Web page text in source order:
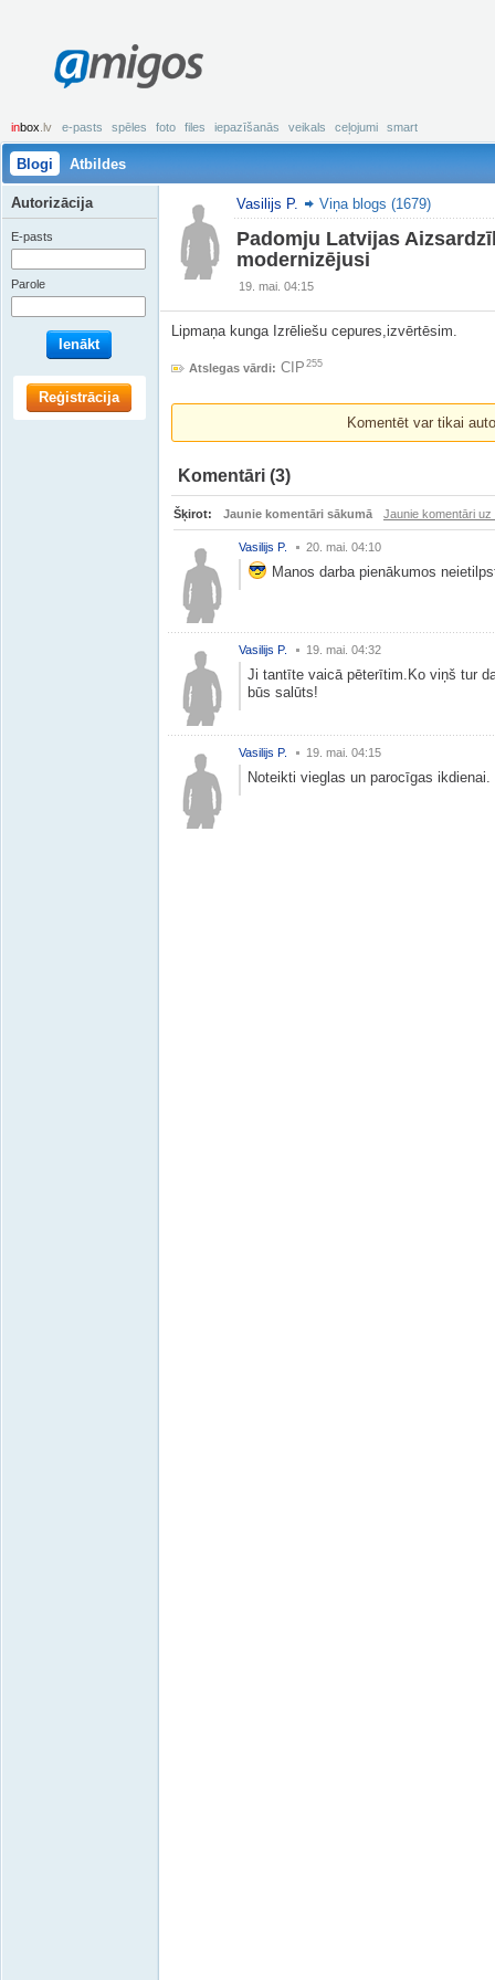
amigos
inbox .lv e-pasts spēles foto files iepazīšanās veikals ceļojumi smart
Blogi Atbildes
Vasilijs P. Viņa blogs (1679)
Padomju Latvijas
modernizējusi
19. mai. 04:15
Lipmaņa kunga Izrēliešu cepures,izvērtēsim.
Atslegas vārdi: CIP 255
Komentēt var tikai
Komentāri (3)
Šķirot: Jaunie komentāri sākumā Jaunie komentāri uz
Vasilijs P. 20. mai. 04:10
Manos darba pienākumos
Vasilijs P. 19. mai. 04:32
Ji tantīte vaicā pēterītim.Ko viņš tur
būs salūts!
Vasilijs P. 19. mai. 04:15
Noteikti vieglas un parocīgas ikdienai.
Autorizācija
E-pasts
Parole
Ienākt
Reģistrācija